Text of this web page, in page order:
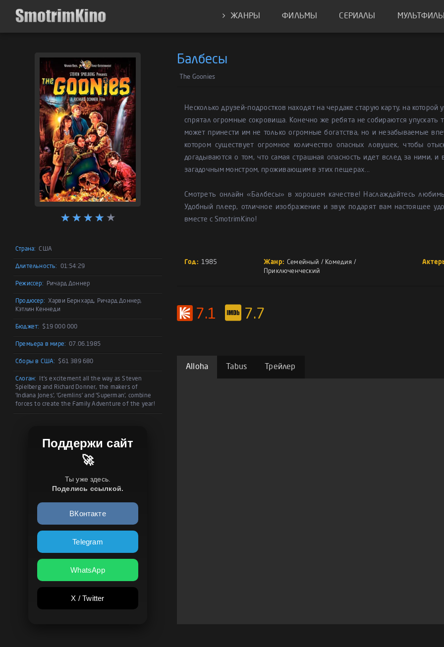
ЖАНРЫ ФИЛЬМЫ СЕРИАЛЫ
Страна: США
Длительность: 01:54:29
Режиссер: Ричард Доннер
Продюсер: Харви Бернхард, Ричард Доннер,
Кэтлин Кеннеди
Бюджет: $19 000 000
Премьера в мире: 07.06.1985
Сборы в США: $61 389 680
Слоган:
It's excitement all the way as Steven
Spielberg and Richard Donner, the makers of
'Indiana Jones', 'Gremlins' and 'Superman', combine
forces to create the Family Adventure of the year!
Поддержи сайт
🚀
Ты уже здесь.
Поделись ссылкой.
ВКонтакте
Telegram
WhatsApp
X / Twitter
Балбесы
The Goonies
Несколько друзей-подростков находят на чердаке старую карту, на
спрятал огромные сокровища. Конечно же ребята не собираются упускать
может принести им не только огромные богатства, но и незабываемые
котором существует огромное количество опасных ловушек, чтобы
догадываются о том, что самая страшная опасность идет вслед за ними, и
загадочным монстром, проживающим в этих пещерах...
Смотреть онлайн «Балбесы» в хорошем качестве! Наслаждайтесь
Удобный плеер, отличное изображение и звук подарят вам настоящее
вместе с SmotrimKino!
Год: 1985 Жанр: Семейный / Комедия /
Приключенческий
7.1 7.7
Alloha Tabus Трейлер